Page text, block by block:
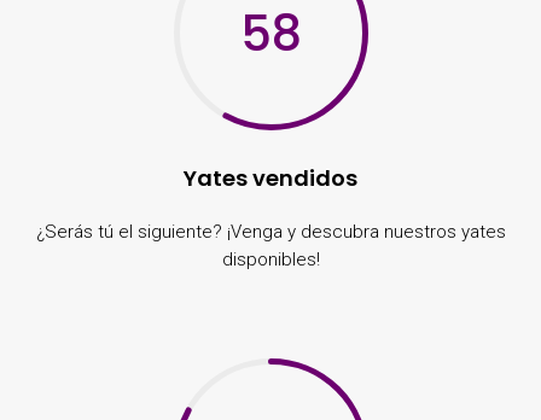
58
Yates vendidos
¿Serás tú el siguiente? ¡Venga y descubra nuestros yates
disponibles!